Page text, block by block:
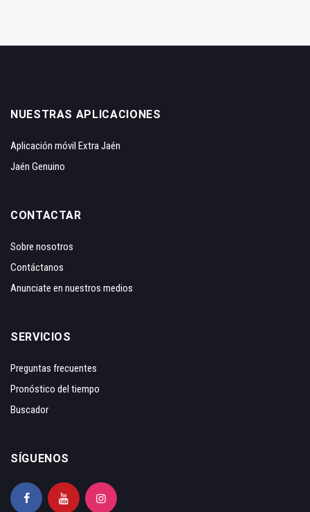
NUESTRAS APLICACIONES
Aplicación móvil Extra Jaén
Jaén Genuino
CONTACTAR
Sobre nosotros
Contáctanos
Anunciate en nuestros medios
SERVICIOS
Preguntas frecuentes
Pronóstico del tiempo
Buscador
SÍGUENOS